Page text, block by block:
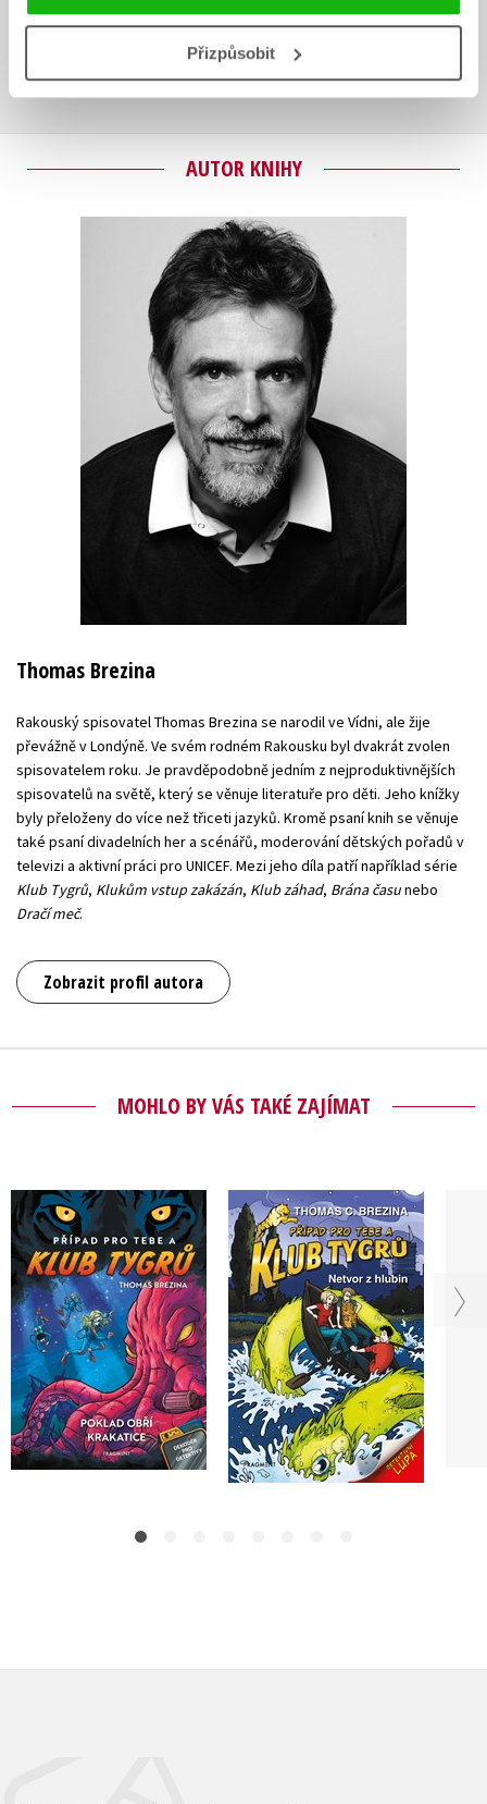
Přizpůsobit
Uživatelskou recenzi mohou vkládat pouze registrovaní uživatelé
AUTOR KNIHY
Thomas Brezina
Rakouský spisovatel Thomas Brezina se narodil ve Vídni, ale žije
převážně v Londýně. Ve svém rodném Rakousku byl dvakrát zvolen
spisovatelem roku. Je pravděpodobně jedním z nejproduktivnějších
spisovatelů na světě, který se věnuje literatuře pro děti. Jeho knížky
byly přeloženy do více než třiceti jazyků. Kromě psaní knih se věnuje
také psaní divadelních her a scénářů, moderování dětských pořadů v
televizi a aktivní práci pro UNICEF. Mezi jeho díla patří například série
Klub Tygrů, Klukům vstup zakázán, Klub záhad, Brána časunebo
Dračí meč.
Zobrazit profil autora
MOHLO BY VÁS TAKÉ ZAJÍMAT
Klub Tygrů: Poklad
obří krakatice
Thomas Brezina
Do košíku
249 Kč
199 Kč
Klub Tygrů - Netvor
z hlubin
Thomas Brezina
Do košíku
249 Kč
199 Kč